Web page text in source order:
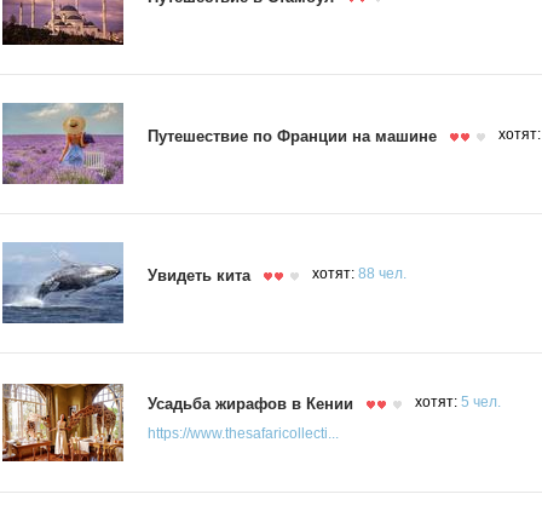
Путешествие по Франции на машине
Увидеть кита хотят: 88 чел.
Усадьба жирафов в Кении хотят: 5 чел.
https://www.thesafaricollecti...